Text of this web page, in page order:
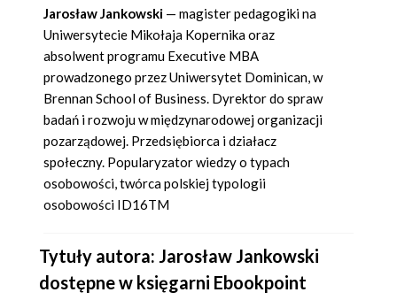
Jarosław Jankowski — magister pedagogiki na
Uniwersytecie Mikołaja Kopernika oraz
absolwent programu Executive MBA
prowadzonego przez Uniwersytet Dominican, w
Brennan School of Business. Dyrektor do spraw
badań i rozwoju w międzynarodowej organizacji
pozarządowej. Przedsiębiorca i działacz
społeczny. Popularyzator wiedzy o typach
osobowości, twórca polskiej typologii
osobowości ID16TM
Tytuły autora: Jarosław Jankowski
dostępne w księgarni Ebookpoint